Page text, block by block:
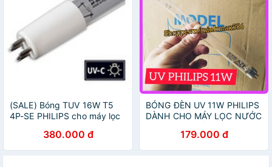
(SALE) Bóng TUV 16W T5
4P-SE PHILIPS cho máy lọc
380.000 đ
BÓNG ĐÈN UV 11W PHILIPS
DÀNH CHO MÁY LỌC NƯỚC
179.000 đ